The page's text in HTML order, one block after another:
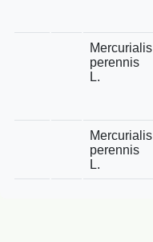
Mercurialis
perennis
L.
Mercurialis
perennis
L.